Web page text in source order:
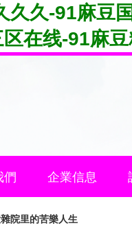
久-91麻豆
在线-91麻
們 企業信息
院里的苦樂人生